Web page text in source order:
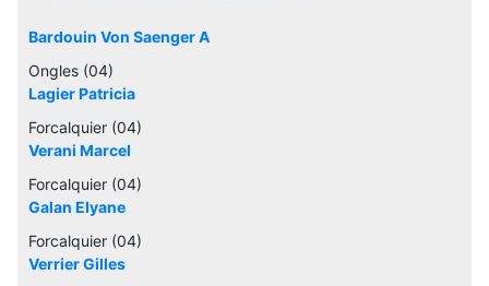
Bardouin Von Saenger A
Ongles (04)
Lagier Patricia
Forcalquier (04)
Verani Marcel
Forcalquier (04)
Galan Elyane
Forcalquier (04)
Verrier Gilles